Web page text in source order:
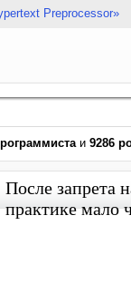
Preprocessor»
и 9286
После запрета
практике мало